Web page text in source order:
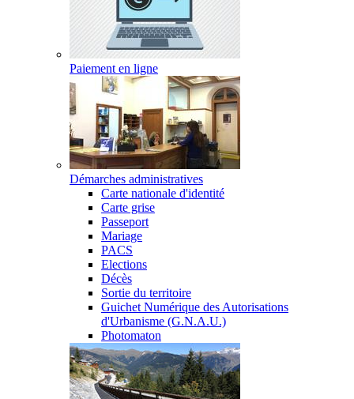
Paiement en ligne
Démarches administratives
Carte nationale d'identité
Carte grise
Passeport
Mariage
PACS
Elections
Décès
Sortie du territoire
Guichet Numérique des Autorisations
d'Urbanisme (G.N.A.U.)
Photomaton